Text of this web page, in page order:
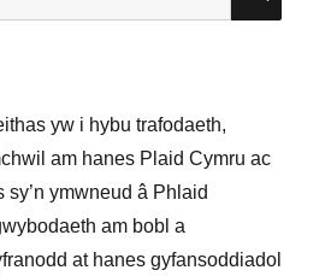
yw i hybu trafodaeth,
am hanes Plaid Cymru ac
ymwneud â Phlaid
am bobl a
at hanes gyfansoddiadol